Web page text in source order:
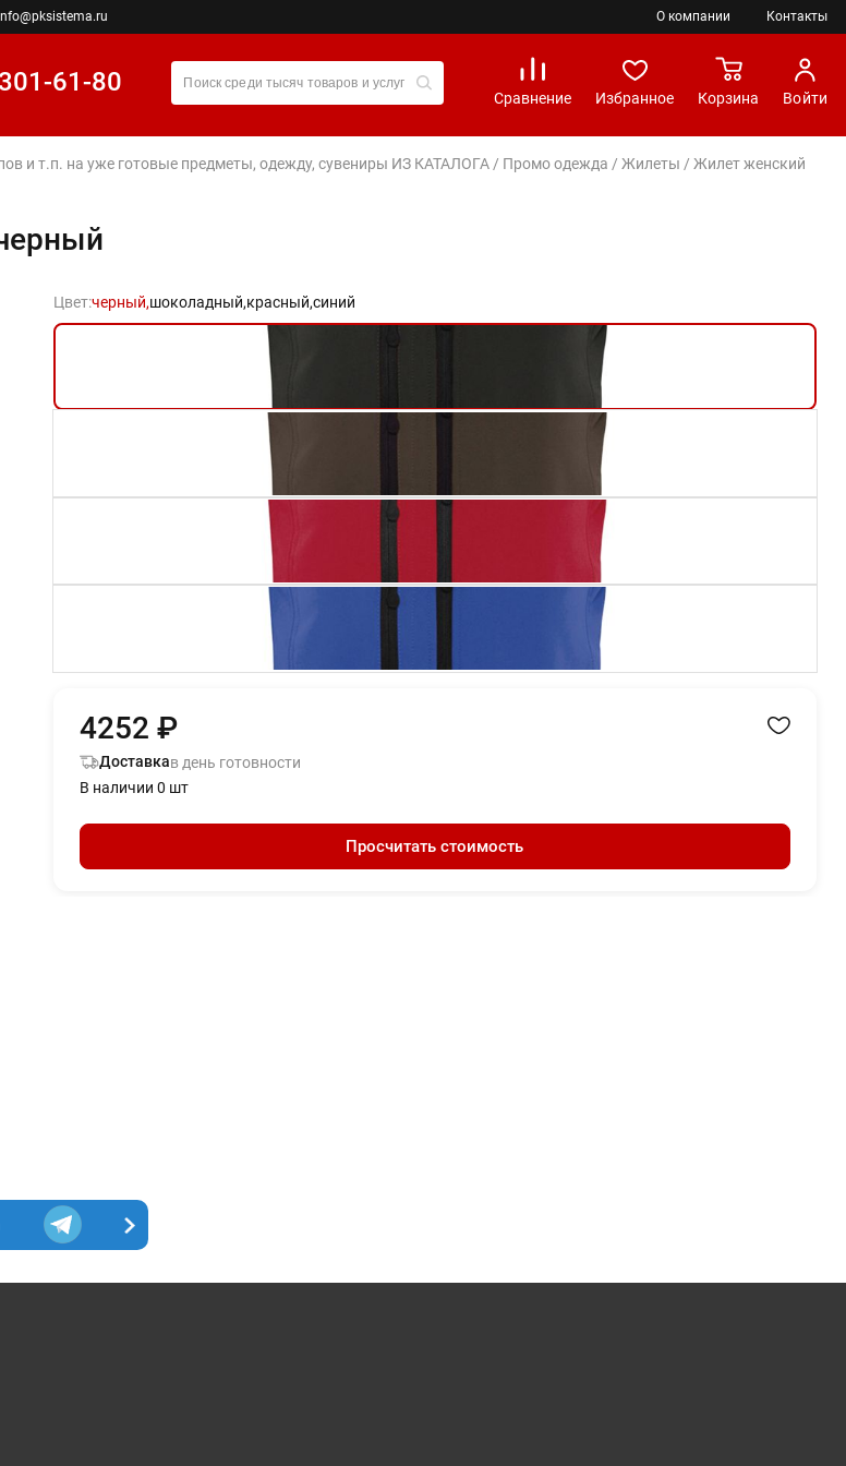
О компании Контакты
61-80
Сравнение Избранное Корзина Войти
и т.п. на уже готовые предметы, одежду, сувениры ИЗ КАТАЛОГА / Промо одежда /Жилеты / Жилет женский
Цвет:черный,шоколадный,красный,синий
4252 ₽
Доставкав день готовности
В наличии 0 шт
Просчитать стоимость